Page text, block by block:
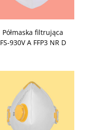
Półmaska filtrująca
FS-930V A FFP3 NR D